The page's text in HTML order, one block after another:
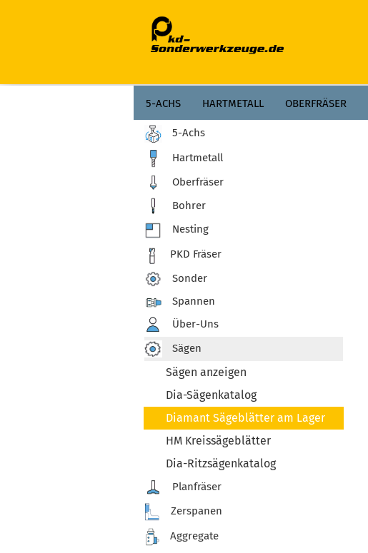
5-ACHS HARTMETALL OBERFRÄSER
PLANFRÄSER
5-Achs
Hartmetall
Oberfräser
Bohrer
Nesting
PKD Fräser
Sonder
Spannen
Über-Uns
Sägen
Sägen anzeigen
Dia-Sägenkatalog
Diamant Sägeblätter am Lager
HM Kreissägeblätter
Dia-Ritzsägenkatalog
Planfräser
Zerspanen
Aggregate